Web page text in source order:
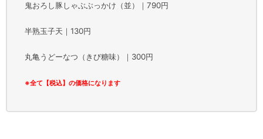
鬼おろし豚しゃぶぶっかけ（並）｜790円
半熟玉子天｜130円
丸亀うどーなつ（きび糖味）｜300円
※全て【税込】の価格になります